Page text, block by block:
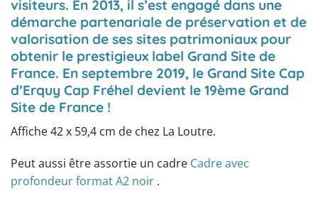
visiteurs. En 2013, il s’est engagé dans une
démarche partenariale de préservation et de
valorisation de ses sites patrimoniaux pour
obtenir le prestigieux label Grand Site de
France. En septembre 2019, le Grand Site Cap
d’Erquy Cap Fréhel devient le 19ème Grand
Site de France !
Affiche 42 x 59,4 cm de chez La Loutre.
Peut aussi être assortie un cadre Cadre avec
profondeur format A2 noir .